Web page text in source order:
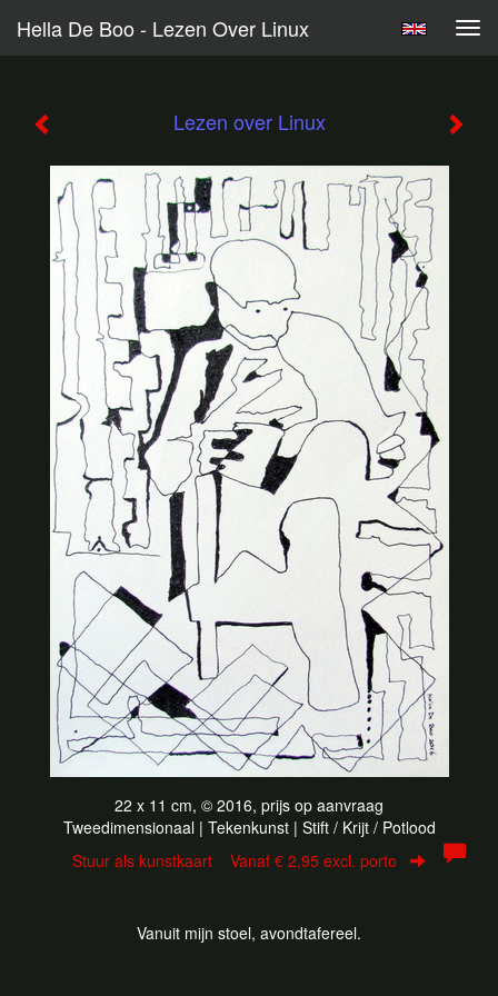
Hella De Boo - Lezen Over Linux
Lezen over Linux
22 x 11 cm, © 2016, prijs op aanvraag
Tweedimensionaal | Tekenkunst | Stift / Krijt / Potlood
Stuur als kunstkaart Vanaf € 2,95 excl. porto
Vanuit mijn stoel, avondtafereel.